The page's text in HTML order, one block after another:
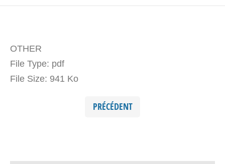
OTHER
File Type: pdf
File Size: 941 Ko
PRÉCÉDENT